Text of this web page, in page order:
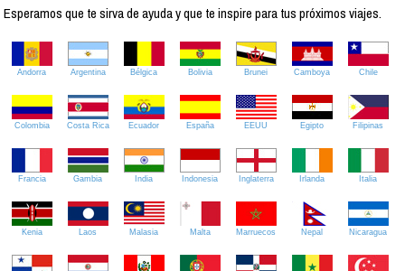
Esperamos que te sirva de ayuda y que te inspire para tus próximos viajes.
Andorra Argentina Bélgica Bolivia Brunei Camboya Chile
Colombia Costa Rica Ecuador España EEUU Egipto Filipinas
Francia Gambia India Indonesia Inglaterra Irlanda Italia
Kenia Laos Malasia Malta Marruecos Nepal Nicaragua